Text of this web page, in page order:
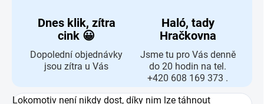
Dnes klik, zítra
cink 😀
Dopolední objednávky
jsou zítra u Vás
Haló, tady
Hračkovna
Jsme tu pro Vás denně
do 20 hodin na tel.
+420 608 169 373 .
Lokomotiv není nikdy dost, díky nim lze táhnout